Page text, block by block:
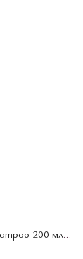
Сухой шампунь Kristin Ess Style Reviving Dry Shampoo 200 мл (159655)